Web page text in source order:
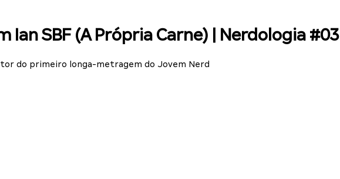
Ian SBF (A Própria Carne) | Nerdologia #03
do primeiro longa-metragem do Jovem Nerd